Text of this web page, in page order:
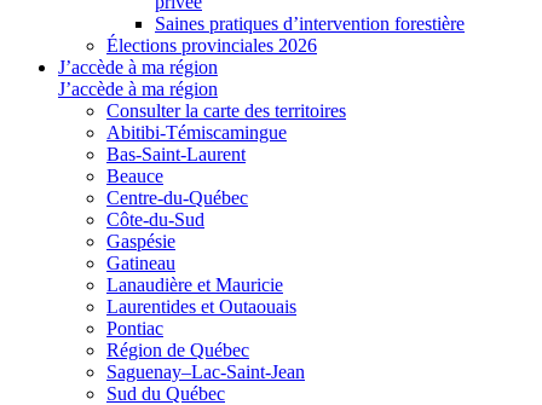
Saines pratiques d’intervention forestière
Élections provinciales 2026
J’accède à ma région
J’accède à ma région
Consulter la carte des territoires
Abitibi-Témiscamingue
Bas-Saint-Laurent
Beauce
Centre-du-Québec
Côte-du-Sud
Gaspésie
Gatineau
Lanaudière et Mauricie
Laurentides et Outaouais
Pontiac
Région de Québec
Saguenay–Lac-Saint-Jean
Sud du Québec